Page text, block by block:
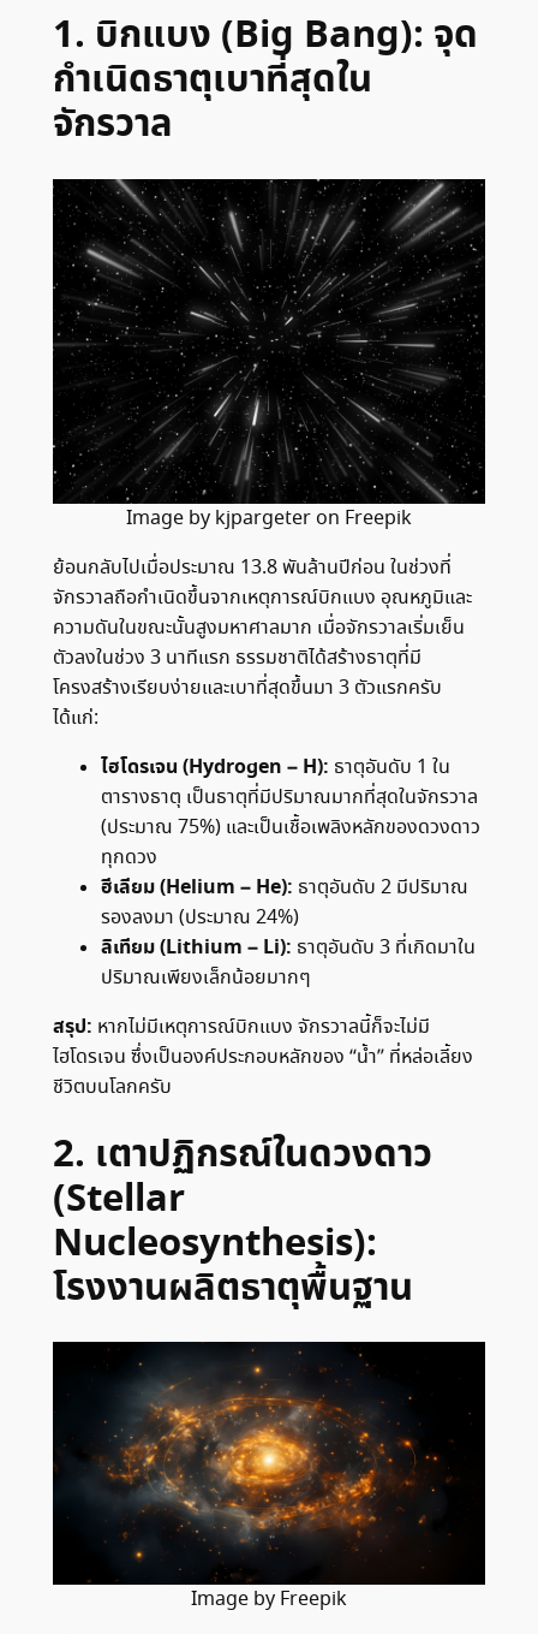
1. บิกแบง (Big Bang): จุด
กำเนิดธาตุเบาที่สุดใน
จักรวาล
Image by kjpargeter on Freepik
ย้อนกลับไปเมื่อประมาณ 13.8 พันล้านปีก่อน ในช่วงที่
จักรวาลถือกำเนิดขึ้นจากเหตุการณ์บิกแบง อุณหภูมิและ
ความดันในขณะนั้นสูงมหาศาลมาก เมื่อจักรวาลเริ่มเย็น
ตัวลงในช่วง 3 นาทีแรก ธรรมชาติได้สร้างธาตุที่มี
โครงสร้างเรียบง่ายและเบาที่สุดขึ้นมา 3 ตัวแรกครับ
ได้แก่:
ไฮโดรเจน (Hydrogen – H): ธาตุอันดับ 1 ใน
ตารางธาตุ เป็นธาตุที่มีปริมาณมากที่สุดในจักรวาล
(ประมาณ 75%) และเป็นเชื้อเพลิงหลักของดวงดาว
ทุกดวง
ฮีเลียม (Helium – He): ธาตุอันดับ 2 มีปริมาณ
รองลงมา (ประมาณ 24%)
ลิเทียม (Lithium – Li): ธาตุอันดับ 3 ที่เกิดมาใน
ปริมาณเพียงเล็กน้อยมากๆ
สรุป: หากไม่มีเหตุการณ์บิกแบง จักรวาลนี้ก็จะไม่มี
ไฮโดรเจน ซึ่งเป็นองค์ประกอบหลักของ “น้ำ” ที่หล่อเลี้ยง
ชีวิตบนโลกครับ
2. เตาปฏิกรณ์ในดวงดาว
(Stellar
Nucleosynthesis):
โรงงานผลิตธาตุพื้นฐาน
Image by Freepik